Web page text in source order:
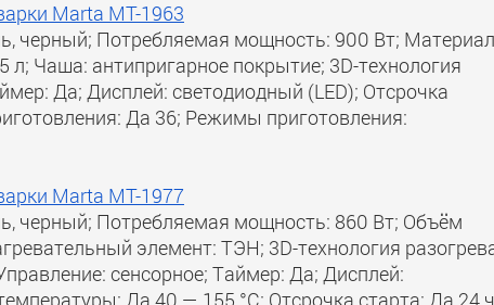
Marta MT-1963
черный; Потребляемая мощность: 900 Вт; Материал
Чаша: антипригарное покрытие; 3D-технология
Да; Дисплей: светодиодный (LED); Отсрочка
Да 36; Режимы приготовления:
Marta MT-1977
черный; Потребляемая мощность: 860 Вт; Объём
элемент: ТЭН; 3D-технология
сенсорное; Таймер: Да; Дисплей: